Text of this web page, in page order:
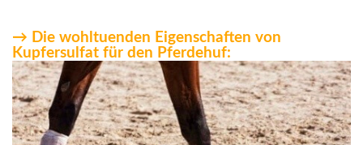
→ Die wohltuenden Eigenschaften von
Kupfersulfat für den Pferdehuf: